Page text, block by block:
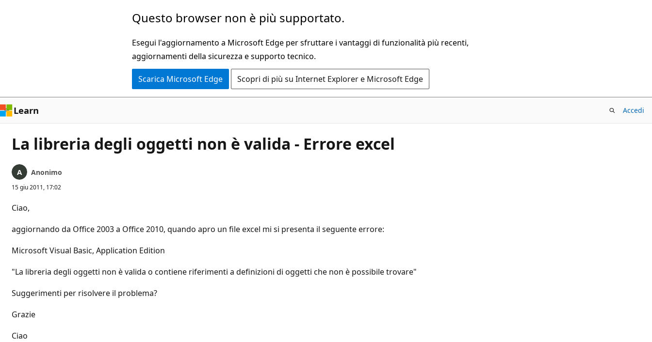
Questo browser non è più supportato.
Esegui l'aggiornamento a Microsoft Edge per sfruttare i vantaggi di funzionalità più recenti,
aggiornamenti della sicurezza e supporto tecnico.
Scarica Microsoft Edge Scopri di più su Internet Explorer e Microsoft Edge
Learn Accedi
La libreria degli oggetti non è valida - Errore excel
Anonimo
15 giu 2011, 17:02
Ciao,
aggiornando da Office 2003 a Office 2010, quando apro un file excel mi si presenta il seguente errore:
Microsoft Visual Basic, Application Edition
"La libreria degli oggetti non è valida o contiene riferimenti a definizioni di oggetti che non è possibile trovare"
Suggerimenti per risolvere il problema?
Grazie
Ciao